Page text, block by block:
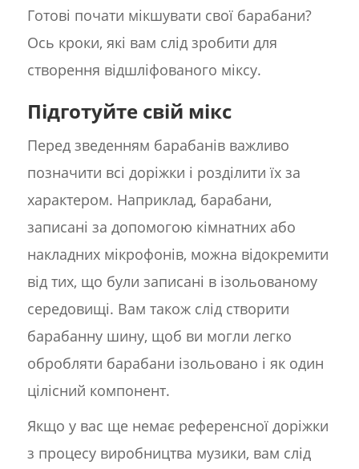
Готові почати мікшувати свої барабани?
Ось кроки, які вам слід зробити для
створення відшліфованого міксу.
Підготуйте свій мікс
Перед зведенням барабанів важливо
позначити всі доріжки і розділити їх за
характером. Наприклад, барабани,
записані за допомогою кімнатних або
накладних мікрофонів, можна відокремити
від тих, що були записані в ізольованому
середовищі. Вам також слід створити
барабанну шину, щоб ви могли легко
обробляти барабани ізольовано і як один
цілісний компонент.
Якщо у вас ще немає референсної доріжки
з процесу виробництва музики, вам слід